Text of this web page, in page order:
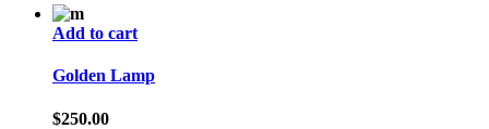
Add to cart
Golden Lamp
$250.00